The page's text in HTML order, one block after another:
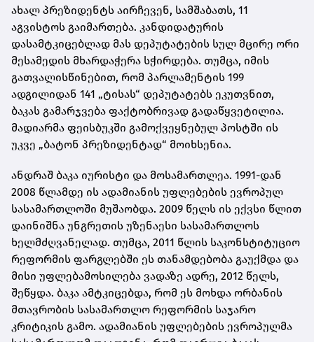
ახალ პრეზიდენტს აირჩევენ, სამშაბათს, 11
აგვისტოს გაიმართება. კანდიდატურის
დასამტკიცებლად მას დეპუტატების სულ მცირე ორი
მესამედის მხარდაჭერა სჭირდება. თუმცა, იმის
გათვალისწინებით, რომ პარლამენტის 199
ადგილიდან 141 „ტისას“ დეპუტატებს ეკუთვნით,
ბაკას გამარჯვება ფაქტობრივად გადაწყვეტილია.
მადიარმა ფეისბუკში გამოქვეყნებულ პოსტში ის
უკვე „ბატონ პრეზიდენტად“ მოიხსენია.
ანდრაშ ბაკა იურისტი და მოსამართლეა. 1991-დან
2008 წლამდე ის ადამიანის უფლებების ევროპულ
სასამართლოში მუშაობდა. 2009 წელს ის ექვსი წლით
დაინიშნა უნგრეთის უზენაესი სასამართლოს
ხელმძღვანელად. თუმცა, 2011 წლის საკონსტიტუციო
რეფორმის ფარგლებში ეს თანამდებობა გაუქმდა და
მისი უფლებამოსილება ვადაზე ადრე, 2012 წელს,
შეწყდა. ბაკა ამტკიცებდა, რომ ეს მოხდა ორბანის
მთავრობის სასამართლო რეფორმის საჯარო
კრიტიკის გამო. ადამიანის უფლებების ევროპულმა